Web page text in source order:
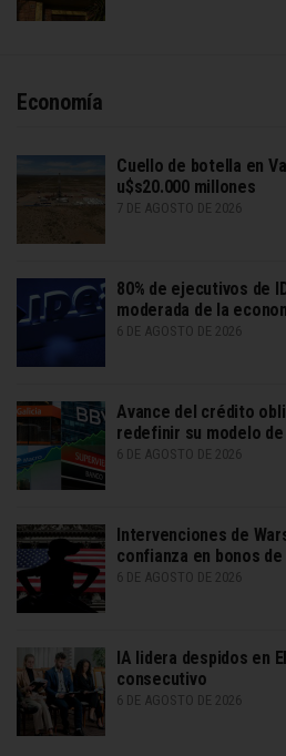
Economía
Cuello de botella en
u$s20.000 millones
7 DE AGOSTO DE 2026
80% de ejecutivos de
moderada de la
6 DE AGOSTO DE 2026
Avance del crédito
redefinir su modelo
6 DE AGOSTO DE 2026
Intervenciones de
confianza en bonos de
6 DE AGOSTO DE 2026
IA lidera despidos en
consecutivo
6 DE AGOSTO DE 2026